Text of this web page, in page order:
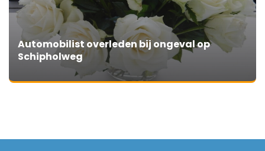
Automobilist overleden bij ongeval op
Schipholweg